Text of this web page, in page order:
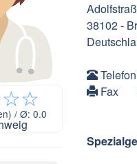
☆☆
/ Ø: 0.0
38102-
Telefon
Fax